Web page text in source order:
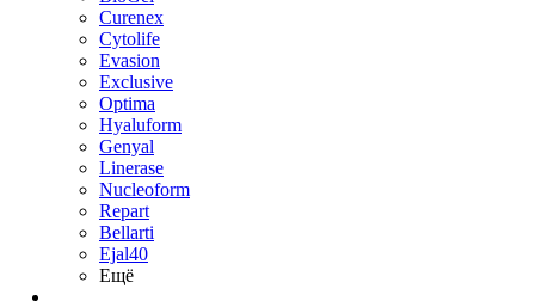
Curenex
Cytolife
Evasion
Exclusive
Optima
Hyaluform
Genyal
Linerase
Nucleoform
Repart
Bellarti
Ejal40
Ещё